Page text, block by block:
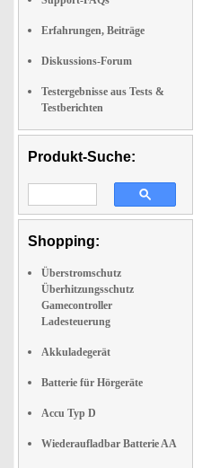
Erfahrungen, Beiträge
Diskussions-Forum
Testergebnisse aus Tests &
Testberichten
Produkt-Suche:
Shopping:
Überstromschutz
Überhitzungsschutz
Gamecontroller
Ladesteuerung
Akkuladegerät
Batterie für Hörgeräte
Accu Typ D
Wiederaufladbar Batterie AA